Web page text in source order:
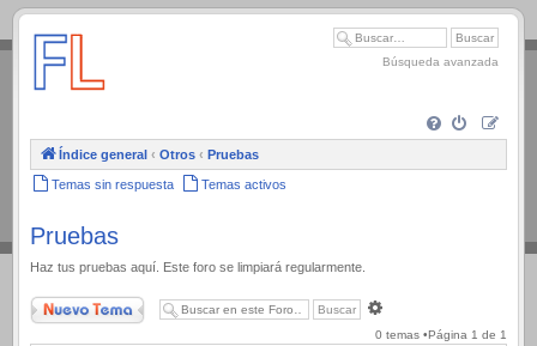
.
Búsqueda avanzada
Índice general ‹ Otros ‹ Pruebas
Temas sin respuesta Temas activos
Pruebas
Haz tus pruebas aquí. Este foro se limpiará regularmente.
Nuevo Tema
0 temas •Página 1 de 1